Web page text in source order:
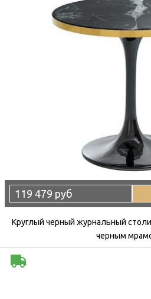
119 479 руб
Круглый черный журнальный
черным